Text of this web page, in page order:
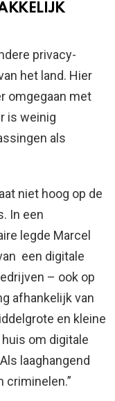
privacy-
het land. Hier
omgegaan met
is weinig
als
niet hoog op de
In een
legde Marcel
een digitale
– ook op
afhankelijk van
en kleine
om digitale
laaghangend
criminelen.”